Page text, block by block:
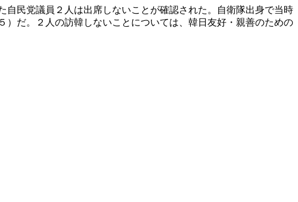
民党議員２人は出席しないことが確認された。自衛隊出身で当時
だ。２人の訪韓しないことについては、韓日友好・親善のための